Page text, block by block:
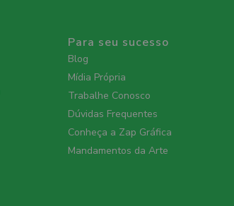
Para seu sucesso
Blog
Mídia Própria
Trabalhe Conosco
Dúvidas Frequentes
Conheça a Zap Gráfica
Mandamentos da Arte